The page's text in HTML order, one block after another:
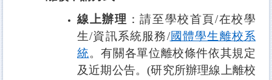
線上辦理 ：請至學校首頁/在校學
生/資訊系統服務/國體學生離校系
統。有關各單位離校條件依其規定
及近期公告。(研究所辦理線上離校